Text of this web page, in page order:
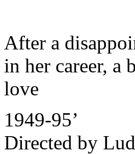
After a
in her career, a
love
1949-95’
Directed by